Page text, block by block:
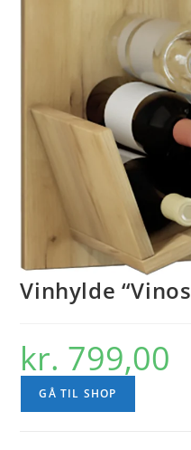
Vinhylde
kr. 799,00
GÅ TIL SHOP